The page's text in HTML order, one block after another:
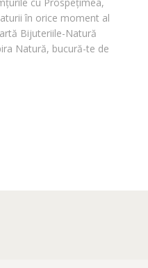
cu Prospețimea,
în orice moment al
Bijuteriile-Natură
Natură, bucură-te de